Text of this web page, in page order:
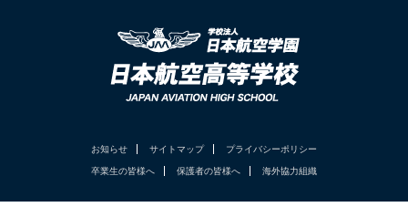
お知らせ サイトマップ プライバシーポリシー
卒業生の皆様へ 保護者の皆様へ 海外協力組織